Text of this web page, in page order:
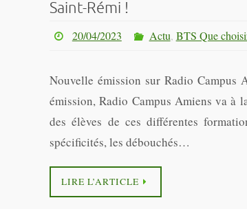
Saint-Rémi !
20/04/2023 Actu, BTS Que
Nouvelle émission sur Radio Campus
émission, Radio Campus Amiens va à
des élèves de ces différentes
spécificités, les débouchés…
LIRE L’ARTICLE